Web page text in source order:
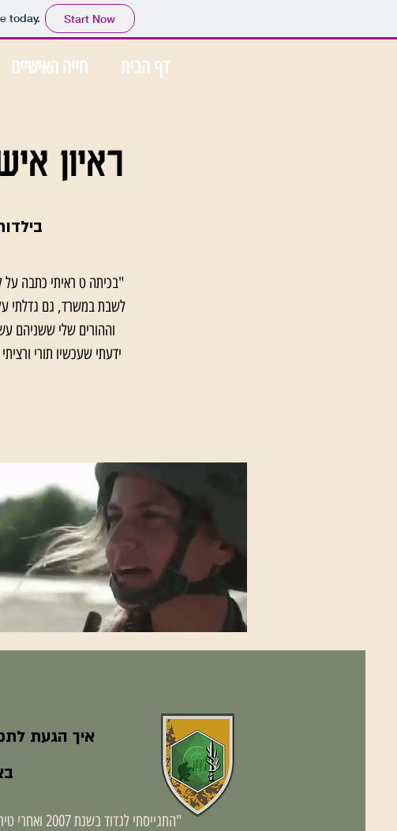
today. Start Now
חייה האישיים דף הבית
ראיון
"בכיתה ט ראיתי כתבה על
לשבת במשרד, גם גדלתי
וההורים שלי ששניהם
ידעתי שעכשיו תורי
איך הגעת